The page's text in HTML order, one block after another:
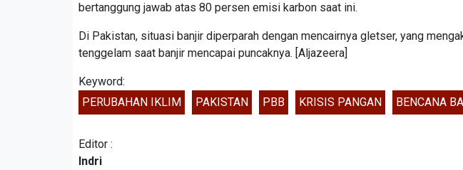
bertanggung jawab atas 80 persen emisi karbon saat ini.
Di Pakistan, situasi banjir diperparah dengan mencairnya gletser, yang
tenggelam saat banjir mencapai puncaknya. [Aljazeera]
Keyword:
PERUBAHAN IKLIM
PAKISTAN PBB KRISIS PANGAN BENCANA
Editor :
Indri